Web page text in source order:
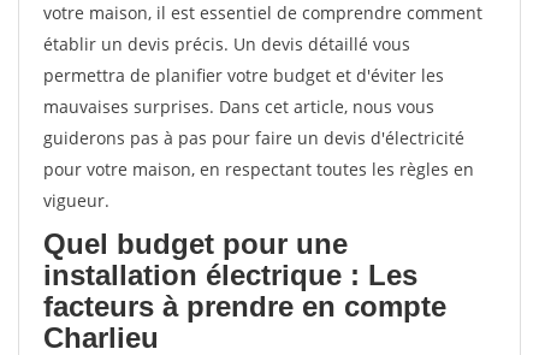
votre maison, il est essentiel de comprendre comment
établir un devis précis. Un devis détaillé vous
permettra de planifier votre budget et d'éviter les
mauvaises surprises. Dans cet article, nous vous
guiderons pas à pas pour faire un devis d'électricité
pour votre maison, en respectant toutes les règles en
vigueur.
Quel budget pour une
installation électrique : Les
facteurs à prendre en compte
Charlieu